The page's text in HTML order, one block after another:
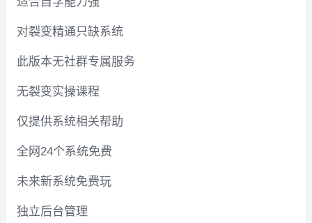
对裂变精通只缺系统
此版本无社群专属服务
无裂变实操课程
仅提供系统相关帮助
全网24个系统免费
未来新系统免费玩
独立后台管理